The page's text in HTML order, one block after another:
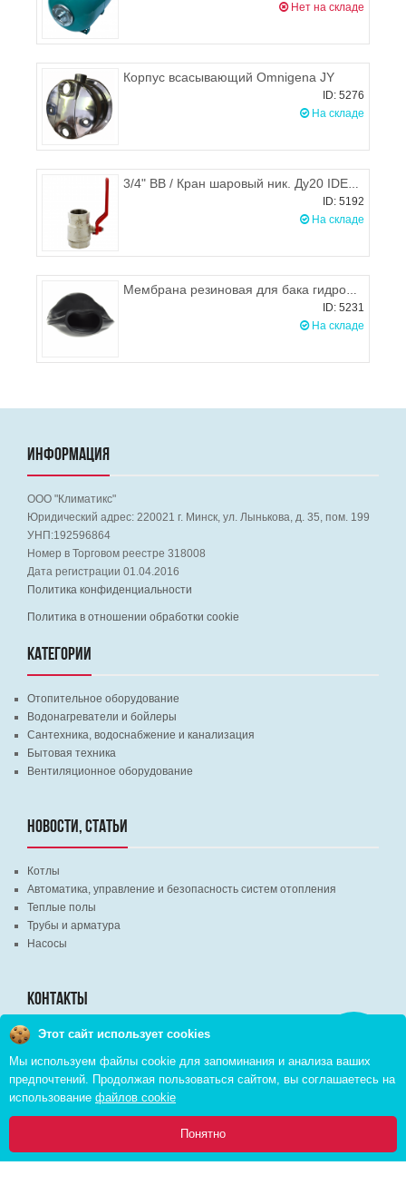
Главная Каталог Инфо Избранное Корзина:
Нет на складе
Корпус всасывающий Omnigena JY
ID: 5276
На складе
3/4" ВВ / Кран шаровый ник. Ду20 IDEAL, ручка рычаг, ITAP 090
ID: 5192
На складе
Мембрана резиновая для бака гидрофора 50л
ID: 5231
На складе
ИНФОРМАЦИЯ
ООО "Климатикс"
Юридический адрес: 220021 г. Минск, ул. Лынькова, д. 35, пом. 199
УНП:192596864
Номер в Торговом реестре 318008
Дата регистрации 01.04.2016
Политика конфиденциальности
Политика в отношении обработки cookie
КАТЕГОРИИ
Отопительное оборудование
Водонагреватели и бойлеры
Сантехника, водоснабжение и канализация
Бытовая техника
Вентиляционное оборудование
НОВОСТИ, СТАТЬИ
Котлы
Автоматика, управление и безопасность систем отопления
Теплые полы
Трубы и арматура
Насосы
КОНТАКТЫ
г. Минск, ВЦ "Экспобел", строительный рынок, павильон № 8c
г. Минск, ул. М. Лынькова, д. 35, пом. 199
+375 (29) 110-46-46 (А1)
+375 (29) 373-90-16 (A1)
Этот сайт использует cookies
Мы используем файлы cookie для запоминания и анализа ваших
предпочтений. Продолжая пользоваться сайтом, вы соглашаетесь на
использование файлов cookie
Понятно